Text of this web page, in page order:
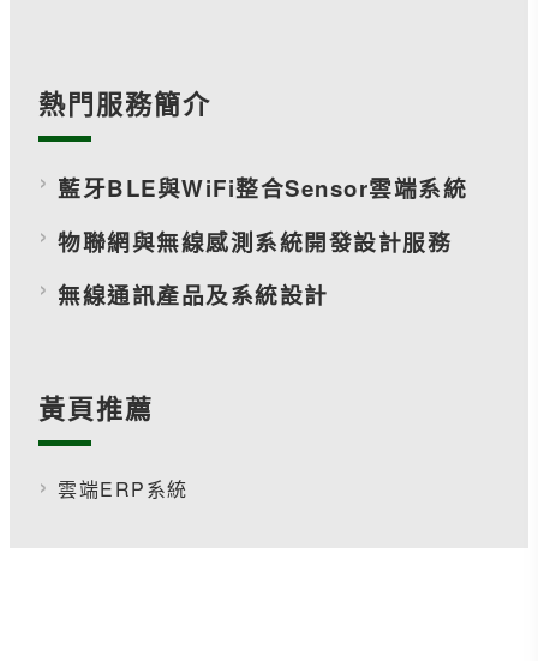
熱門服務簡介
藍牙BLE與WiFi整合Sensor雲端系統
物聯網與無線感測系統開發設計服務
無線通訊產品及系統設計
黃頁推薦
雲端ERP系統